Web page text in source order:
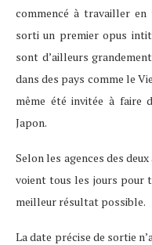
commencé à travailler
sorti un premier opus
sont d’ailleurs
dans des pays comme le
même été invitée à faire
Japon.
Selon les agences des
voient tous les jours pour
meilleur résultat possible.
La date précise de sortie